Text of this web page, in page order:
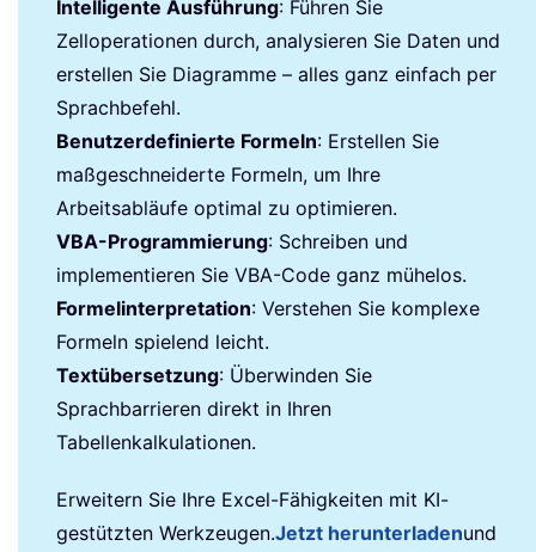
Intelligente Ausführung: Führen Sie
Zelloperationen durch, analysieren Sie Daten und
erstellen Sie Diagramme – alles ganz einfach per
Sprachbefehl.
Benutzerdefinierte Formeln: Erstellen Sie
maßgeschneiderte Formeln, um Ihre
Arbeitsabläufe optimal zu optimieren.
VBA-Programmierung: Schreiben und
implementieren Sie VBA-Code ganz mühelos.
Formelinterpretation: Verstehen Sie komplexe
Formeln spielend leicht.
Textübersetzung: Überwinden Sie
Sprachbarrieren direkt in Ihren
Tabellenkalkulationen.
Erweitern Sie Ihre Excel-Fähigkeiten mit KI-
gestützten Werkzeugen.Jetzt herunterladenund